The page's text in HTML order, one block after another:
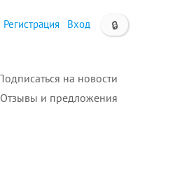
🔒
Регистрация Вход
на новости
Отзывы и предложения